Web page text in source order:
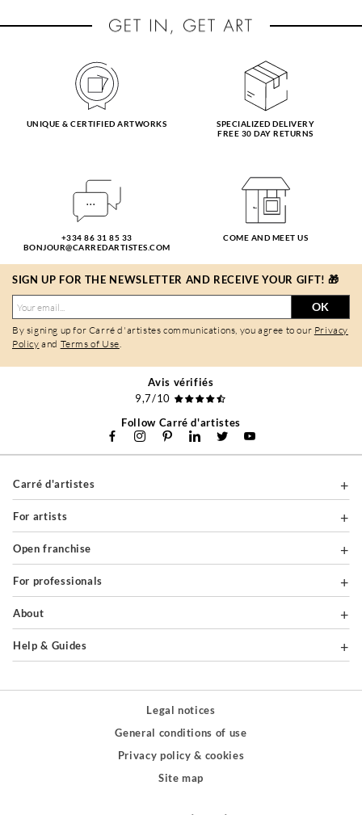
UNIQUE & CERTIFIED ARTWORKS
SPECIALIZED DELIVERY
FREE 30 DAY RETURNS
+334 86 31 85 33
BONJOUR@CARREDARTISTES.COM
COME AND MEET US
SIGN UP FOR THE NEWSLETTER AND RECEIVE YOUR GIFT! 🎁
OK
By signing up for Carré d'artistes communications, you agree to our Privacy
Policy and Terms of Use.
Avis vérifiés
9,7/10
Follow Carré d'artistes
Carré d'artistes
For artists
Open franchise
For professionals
About
Help & Guides
Legal notices
General conditions of use
Privacy policy & cookies
Site map